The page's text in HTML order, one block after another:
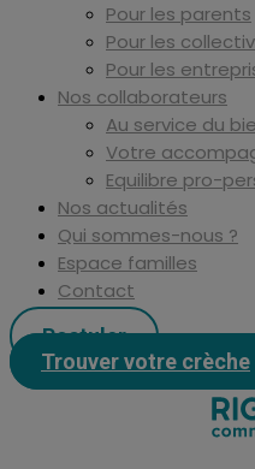
Pour les parents
Pour les
Pour les
Nos collaborateurs
Au service du
Votre
Equilibre pro-
Nos actualités
Qui sommes-nous ?
Espace familles
Contact
Postuler
Trouver votre crèche